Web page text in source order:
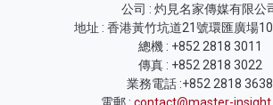
公司 : 灼見名家傳媒有限公
地址 : 香港黃竹坑道21號環匯廣場
總機 : +852 2818 3011
傳真 : +852 2818 3022
業務電話 :+852 2818 3638
電郵 : contact@master-